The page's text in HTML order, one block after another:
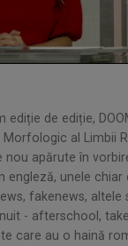
ediție de ediție,
al Limbii
nou apărute în
engleză, unele chiar
fakenews, altele
- afterschool,
care au o haină